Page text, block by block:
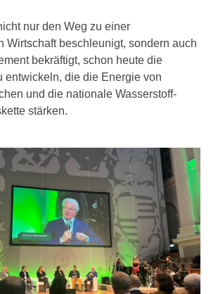
nur den Weg zu einer
Wirtschaft beschleunigt, sondern auch
bekräftigt, schon heute die
entwickeln, die die Energie von
und die nationale Wasserstoff-
stärken.